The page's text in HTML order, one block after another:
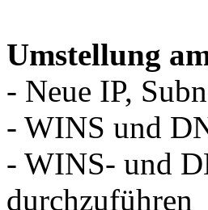
Umstellung
- Neue IP,
- WINS und
- WINS- und
durchzuführen